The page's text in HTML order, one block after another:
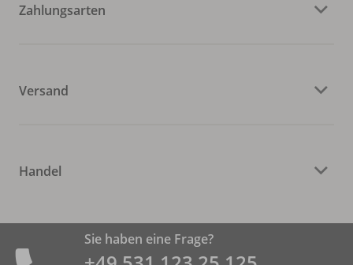
Zahlungsarten
Versand
Handel
Sie haben eine Frage?